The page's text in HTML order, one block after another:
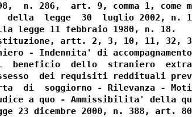
n. 286,  art. 9, comma 1, come
della  legge  30  luglio 2002, n.
legge 11 febbraio 1980, n. 18.
artt. 2, 3, 10, 11, 32,
- Indennita' di
beneficio  dello  straniero
dei requisiti reddituali
di  soggiorno - Rilevanza -
a quo - Ammissibilita' della
23 dicembre 2000, n. 388, art.